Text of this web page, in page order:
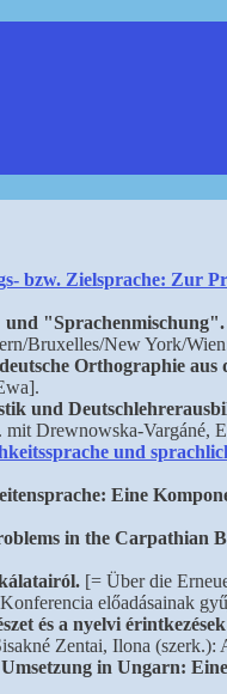
bzw. Zielsprache: Zur
"Sprachenmischung".
Bruxelles/New York/
Orthographie
und
mit Drewnowska-Vargáné,
und
Eine
in the Carpathian
[= Über die
előadásainak
és a nyelvi
Zentai, Ilona
in Ungarn: